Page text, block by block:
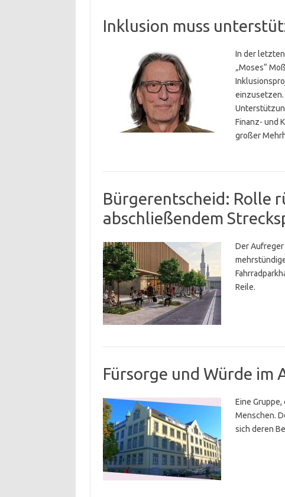
Inklusion muss
In der
„Moses“
einzusetzen.
Finanz- und
großer
Bürgerentscheid: Rolle
abschließendem
Der Aufreger
Reile.
Fürsorge und Würde im
Eine
Menschen.
sich deren